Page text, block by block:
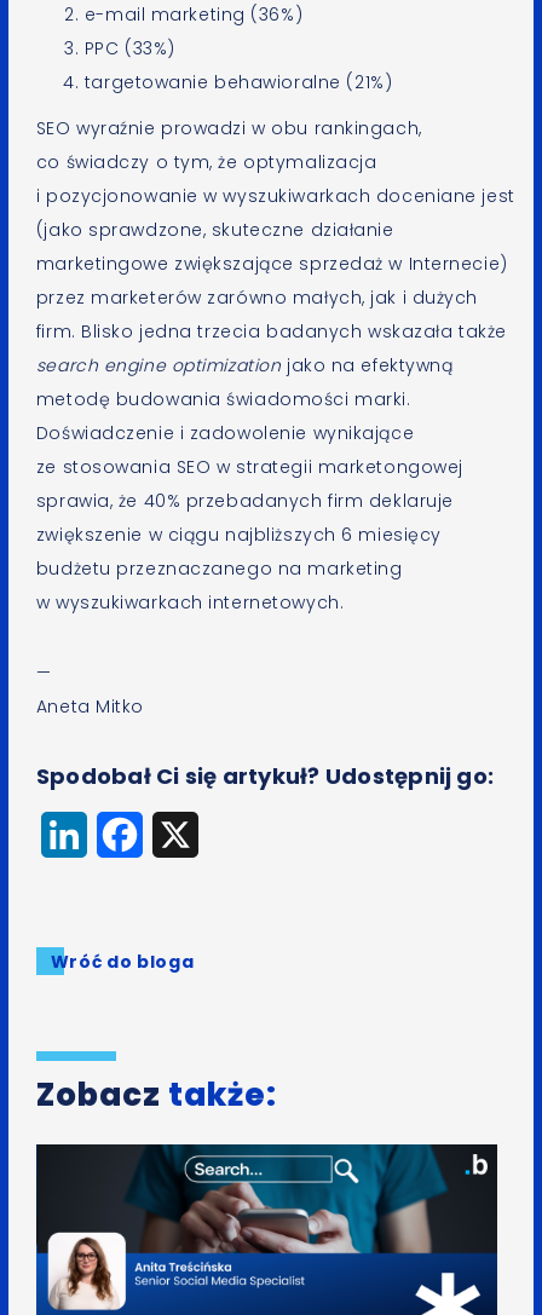
e-mail marketing (36%)
PPC (33%)
targetowanie behawioralne (21%)
SEO wyraźnie prowadzi w obu rankingach,
co świadczy o tym, że optymalizacja
i pozycjonowanie w wyszukiwarkach doceniane jest
(jako sprawdzone, skuteczne działanie
marketingowe zwiększające sprzedaż w Internecie)
przez marketerów zarówno małych, jak i dużych
firm. Blisko jedna trzecia badanych wskazała także
search engine optimization jako na efektywną
metodę budowania świadomości marki.
Doświadczenie i zadowolenie wynikające
ze stosowania SEO w strategii marketongowej
sprawia, że 40% przebadanych firm deklaruje
zwiększenie w ciągu najbliższych 6 miesięcy
budżetu przeznaczanego na marketing
w wyszukiwarkach internetowych.
—
Aneta Mitko
Spodobał Ci się artykuł? Udostępnij go:
LinkedInFacebook
Wróć do bloga
Zobacz także: